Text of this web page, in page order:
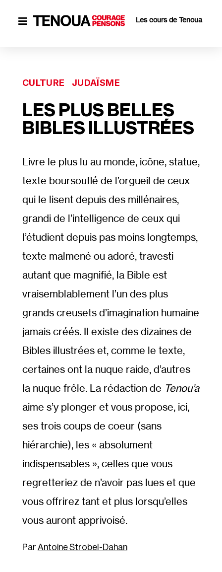
 Les cours de Tenoua
CULTURE JUDAÏSME
LES PLUS BELLES
BIBLES ILLUSTRÉES
Livre le plus lu au monde, icône, statue,
texte boursouflé de l’orgueil de ceux
qui le lisent depuis des millénaires,
grandi de l’intelligence de ceux qui
l’étudient depuis pas moins longtemps,
texte malmené ou adoré, travesti
autant que magnifié, la Bible est
vraisemblablement l’un des plus
grands creusets d’imagination humaine
jamais créés. Il existe des dizaines de
Bibles illustrées et, comme le texte,
certaines ont la nuque raide, d’autres
la nuque frêle. La rédaction de Tenou’a
aime s’y plonger et vous propose, ici,
ses trois coups de coeur (sans
hiérarchie), les « absolument
indispensables », celles que vous
regretteriez de n’avoir pas lues et que
vous offrirez tant et plus lorsqu’elles
vous auront apprivoisé.
Antoine Strobel-Dahan